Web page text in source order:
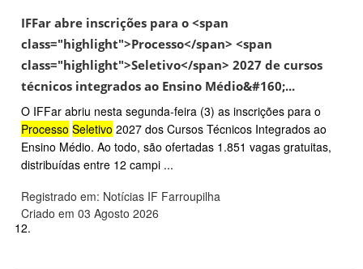
IFFar abre inscrições para o <span
class="highlight">Processo</span> <span
class="highlight">Seletivo</span> 2027 de cursos
técnicos integrados ao Ensino Médio&#160;...
O IFFar abriu nesta segunda-feira (3) as inscrições para o
Processo Seletivo 2027 dos Cursos Técnicos Integrados ao
Ensino Médio. Ao todo, são ofertadas 1.851 vagas gratuitas,
distribuídas entre 12 campi ...
Registrado em: Notícias IF Farroupilha
Criado em 03 Agosto 2026
12.